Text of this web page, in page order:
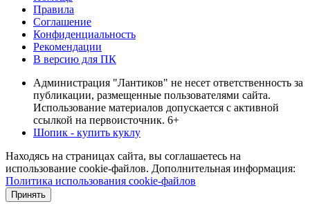
Правила
Соглашение
Конфиденциальность
Рекомендации
В версию для ПК
Администрация "Лантиков" не несет ответственность за
публикации, размещенные пользователями сайта.
Использование материалов допускается с активной
ссылкой на первоисточник. 6+
Шопик - купить куклу
Находясь на страницах сайта, вы соглашаетесь на
использование cookie-файлов. Дополнительная информация:
Политика использования cookie-файлов
Принять